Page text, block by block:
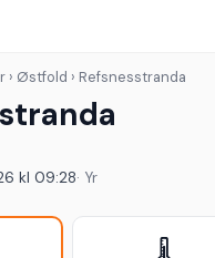
› Østfold › Refsnesstranda
kl 09:28· Yr